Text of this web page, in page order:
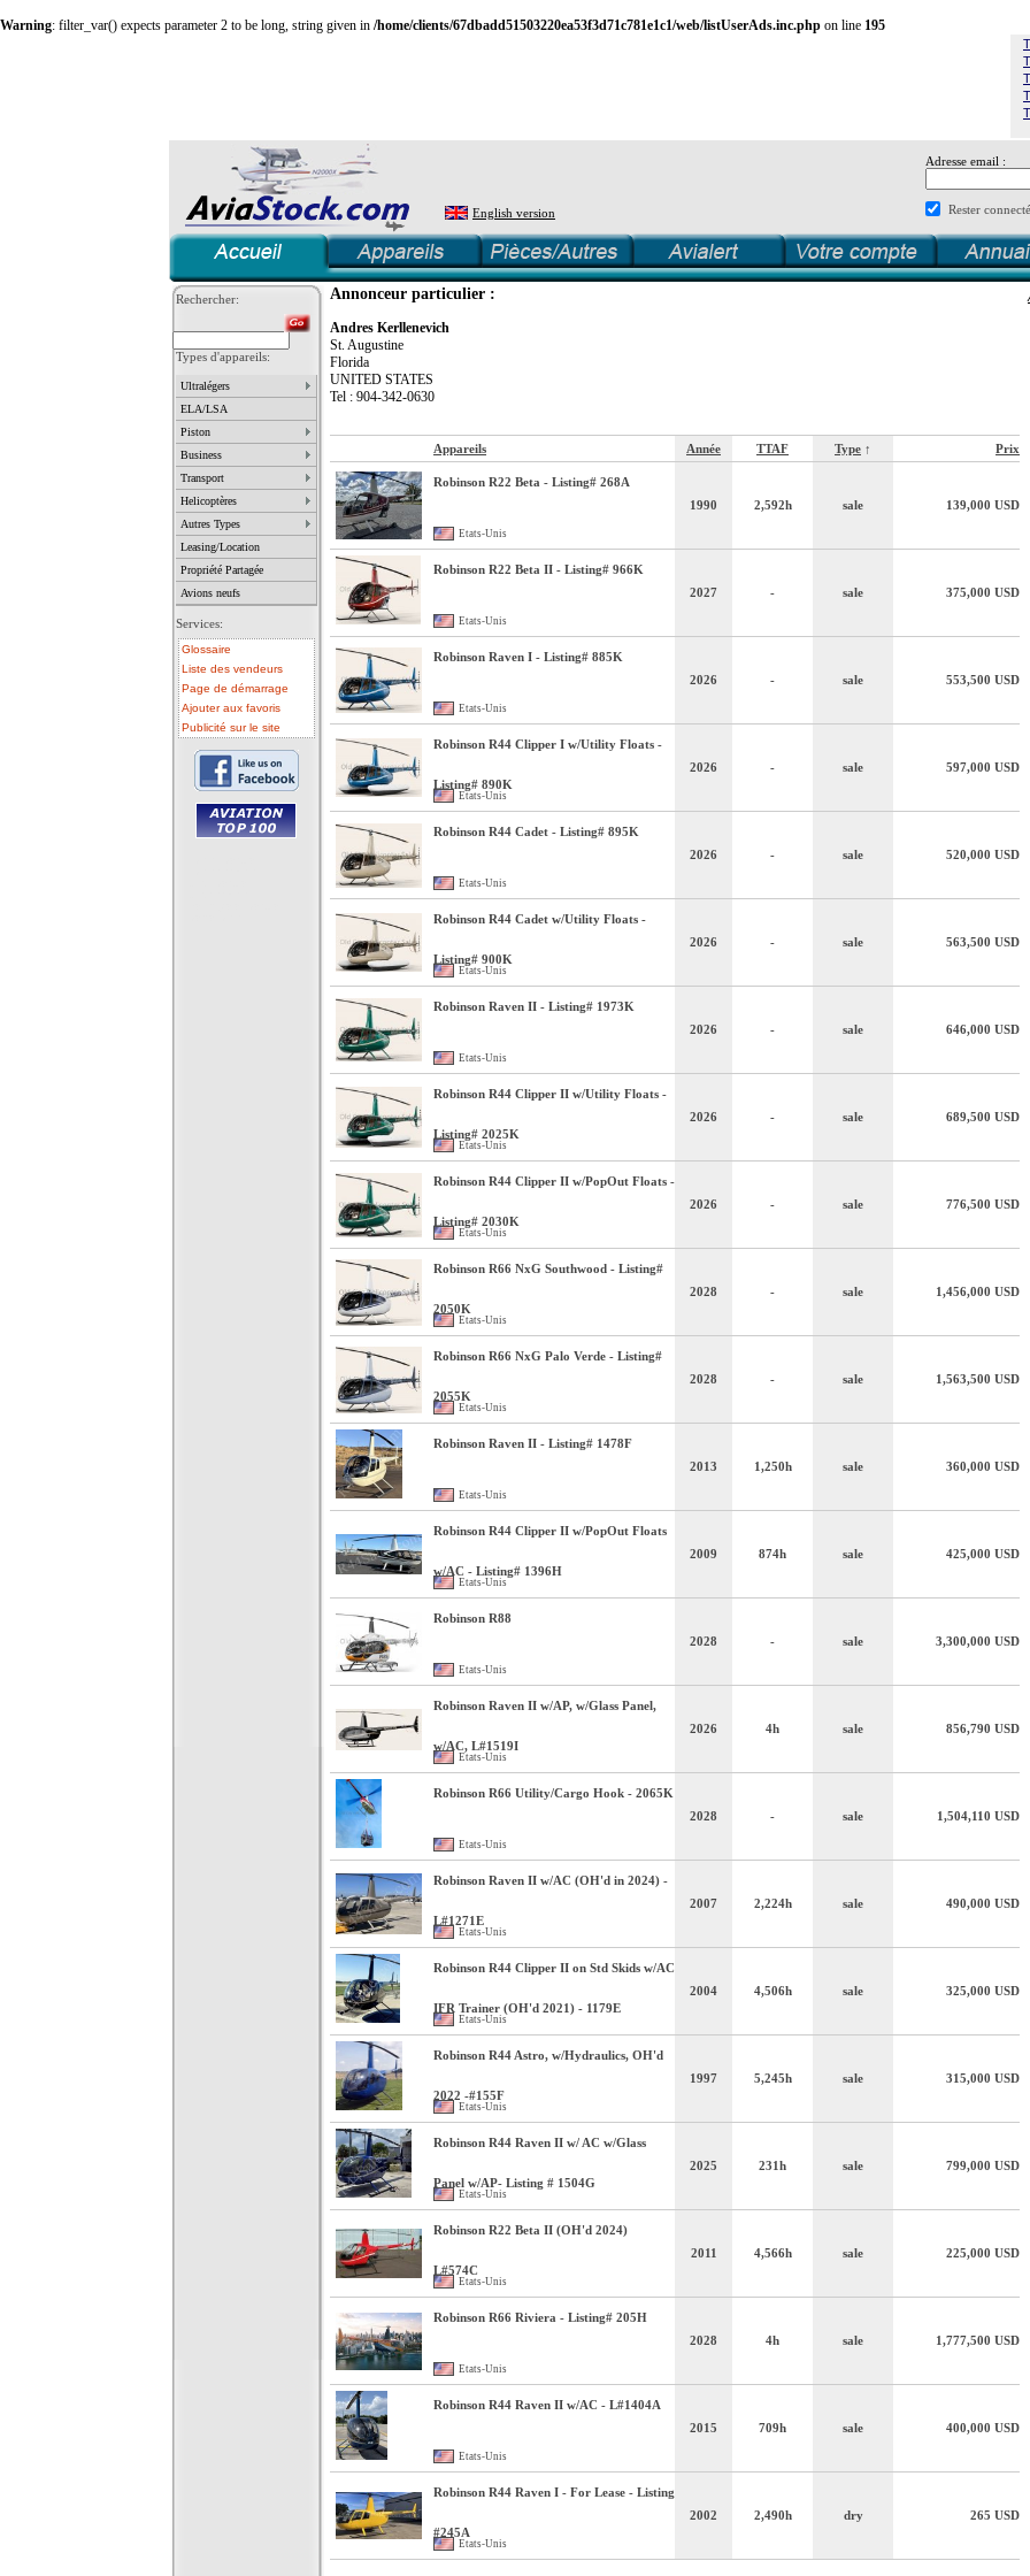
Warning: filter_var() expects parameter 2 to be long, string given in /home/clients/67dbadd51503220ea53f3d71c781e1c1/web/listUserAds.inc.php on line 195
English version
Adresse email :
Rester connecté
Rechercher:
Types d'appareils:
Ultralégers
ELA/LSA
Piston
Business
Transport
Helicoptères
Autres Types
Leasing/Location
Propriété Partagée
Avions neufs
Services:
Glossaire
Liste des vendeurs
Page de démarrage
Ajouter aux favoris
Publicité sur le site
Annonceur particulier :
Andres Kerllenevich
St. Augustine
Florida
UNITED STATES
Tel : 904-342-0630
Appareils Année TTAF Type ↑ Prix
Robinson R22 Beta - Listing# 268A
Etats-Unis
1990 2,592h sale 139,000 USD
Robinson R22 Beta II - Listing# 966K
Etats-Unis
2027 - sale 375,000 USD
Robinson Raven I - Listing# 885K
Etats-Unis
2026 - sale 553,500 USD
Robinson R44 Clipper I w/Utility Floats -
Listing# 890K
Etats-Unis
2026 - sale 597,000 USD
Robinson R44 Cadet - Listing# 895K
Etats-Unis
2026 - sale 520,000 USD
Robinson R44 Cadet w/Utility Floats -
Listing# 900K
Etats-Unis
2026 - sale 563,500 USD
Robinson Raven II - Listing# 1973K
Etats-Unis
2026 - sale 646,000 USD
Robinson R44 Clipper II w/Utility Floats -
Listing# 2025K
Etats-Unis
2026 - sale 689,500 USD
Robinson R44 Clipper II w/PopOut Floats -
Listing# 2030K
Etats-Unis
2026 - sale 776,500 USD
Robinson R66 NxG Southwood - Listing#
2050K
Etats-Unis
2028 - sale 1,456,000 USD
Robinson R66 NxG Palo Verde - Listing#
2055K
Etats-Unis
2028 - sale 1,563,500 USD
Robinson Raven II - Listing# 1478F
Etats-Unis
2013 1,250h sale 360,000 USD
Robinson R44 Clipper II w/PopOut Floats
w/AC - Listing# 1396H
Etats-Unis
2009 874h sale 425,000 USD
Robinson R88
Etats-Unis
2028 - sale 3,300,000 USD
Robinson Raven II w/AP, w/Glass Panel,
w/AC, L#1519I
Etats-Unis
2026 4h sale 856,790 USD
Robinson R66 Utility/Cargo Hook - 2065K
Etats-Unis
2028 - sale 1,504,110 USD
Robinson Raven II w/AC (OH'd in 2024) -
L#1271E
Etats-Unis
2007 2,224h sale 490,000 USD
Robinson R44 Clipper II on Std Skids w/AC
IFR Trainer (OH'd 2021) - 1179E
Etats-Unis
2004 4,506h sale 325,000 USD
Robinson R44 Astro, w/Hydraulics, OH'd
2022 -#155F
Etats-Unis
1997 5,245h sale 315,000 USD
Robinson R44 Raven II w/ AC w/Glass
Panel w/AP- Listing # 1504G
Etats-Unis
2025 231h sale 799,000 USD
Robinson R22 Beta II (OH'd 2024)
L#574C
Etats-Unis
2011 4,566h sale 225,000 USD
Robinson R66 Riviera - Listing# 205H
Etats-Unis
2028 4h sale 1,777,500 USD
Robinson R44 Raven II w/AC - L#1404A
Etats-Unis
2015 709h sale 400,000 USD
Robinson R44 Raven I - For Lease - Listing
#245A
Etats-Unis
2002 2,490h dry 265 USD